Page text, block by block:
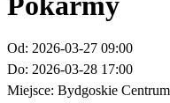
Od: 2026-03-27 09:00
Do: 2026-03-28 17:00
Miejsce: Bydgoskie